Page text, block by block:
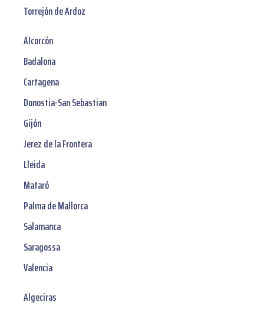
Torrejón de Ardoz
Alcorcón
Badalona
Cartagena
Donostia-San Sebastian
Gijón
Jerez de la Frontera
Lleida
Mataró
Palma de Mallorca
Salamanca
Saragossa
Valencia
Algeciras